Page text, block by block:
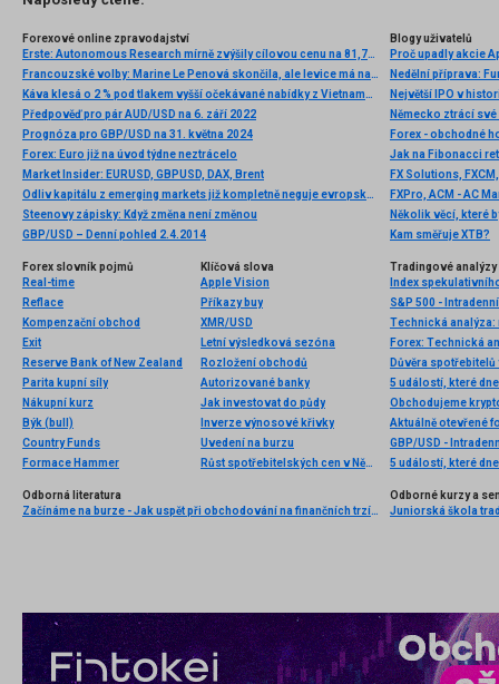
Forexové online zpravodajství
Erste: Autonomous Research mírně zvýšily cílovou cenu na 81,75 EUR při stávajícím doporučení
Francouzské volby: Marine Le Penová skončila, ale levice má na euro velký vliv
Káva klesá o 2 % pod tlakem vyšší očekávané nabídky z Vietnamu 📉
Předpověď pro pár AUD/USD na 6. září 2022
Prognóza pro GBP/USD na 31. května 2024
Forex: Euro již na úvod týdne neztrácelo
Market Insider: EURUSD, GBPUSD, DAX, Brent
Odliv kapitálu z emerging markets již kompletně neguje evropské a japonské QE
Steenovy zápisky: Když změna není změnou
GBP/USD – Denní pohled 2.4.2014
Blogy uživatelů
Proč upadly akcie
Nedělní příprava:
Největší IPO v
Německo ztrácí
Forex - obchodné
Jak na Fibonacci
FX Solutions,
FXPro, ACM - AC
Kam směřuje XTB?
Forex slovník pojmů
Real-time
Reflace
Kompenzační obchod
Exit
Reserve Bank of New Zealand
Parita kupní síly
Nákupní kurz
Býk (bull)
Country Funds
Formace Hammer
Klíčová slova
Apple Vision
Příkazy buy
XMR/USD
Letní výsledková sezóna
Rozložení obchodů
Autorizované banky
Jak investovat do půdy
Inverze výnosové křivky
Uvedení na burzu
Růst spotřebitelských cen v Německu
Tradingové analýzy
Index
S&P 500 -
Technická analýza:
Forex: Technická
Důvěra
5 událostí, které
Aktuálně otevřené
GBP/USD -
5 událostí, které
Odborná literatura
Začínáme na burze - Jak uspět při obchodování na finančních trzích (1. vydání)
Odborné kurzy a
Juniorská škola